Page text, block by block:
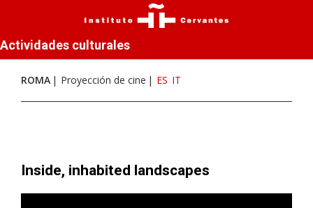
Actividades culturales
ROMA Proyección de cine ES IT
Inside, inhabited landscapes